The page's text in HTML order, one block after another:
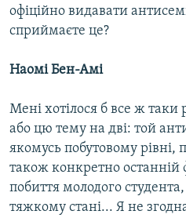
офіційно видавати
сприймаєте це?
Наомі Бен-Амі
Мені хотілося б все ж таки
або цю тему на дві: той
якомусь побутовому
також конкретно останній
побиття молодого
тяжкому стані... Я не